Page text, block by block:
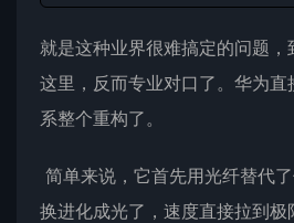
就是这种业界很难搞定的问题，
这里，反而专业对口了。华为直
系整个重构了。
简单来说，它首先用光纤替代
换进化成光了，速度直接拉到